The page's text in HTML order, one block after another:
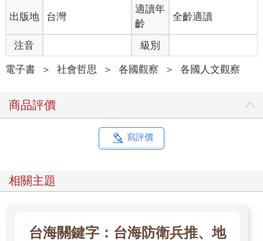
出版地 台灣
適讀年
齡
全齡適讀
注音 級別
電子書 ＞ 社會哲思 ＞ 各國觀察 ＞ 各國人文觀察
商品評價
寫評價
相關主題
台海關鍵字：台海防衛兵推、地